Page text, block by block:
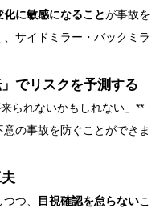
に敏感になることが事故を
サイドミラー・バックミラ
でリスクを予測する
られないかもしれない」**
の事故を防ぐことができま
つ、 目視確認を怠らないこ